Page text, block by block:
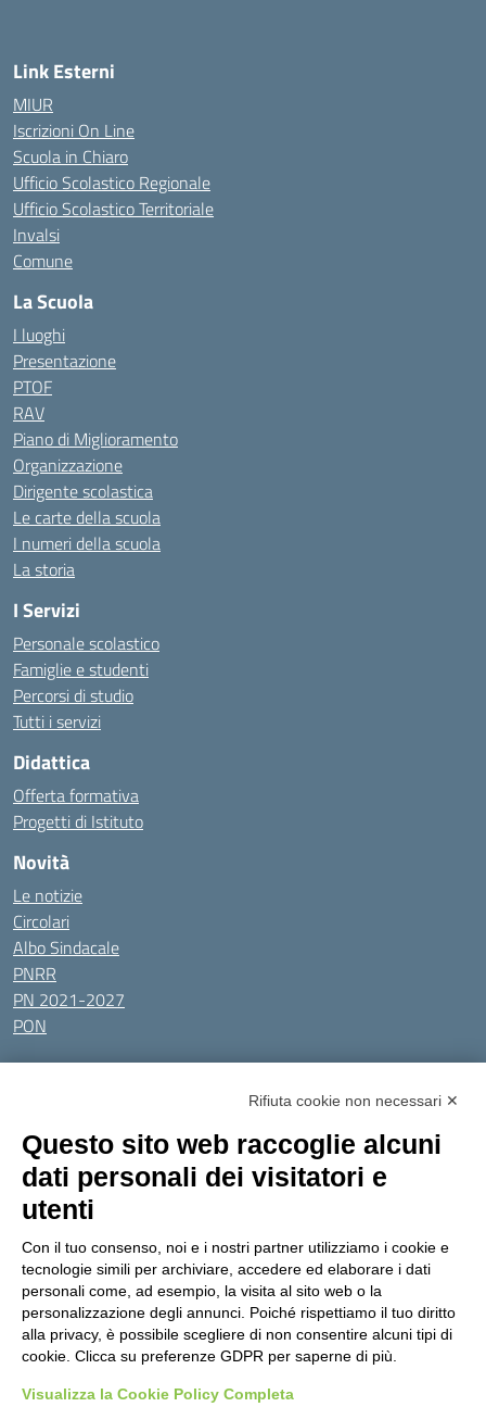
Link Esterni
MIUR
Iscrizioni On Line
Scuola in Chiaro
Ufficio Scolastico Regionale
Ufficio Scolastico Territoriale
Invalsi
Comune
La Scuola
I luoghi
Presentazione
PTOF
RAV
Piano di Miglioramento
Organizzazione
Dirigente scolastica
Le carte della scuola
I numeri della scuola
La storia
I Servizi
Personale scolastico
Famiglie e studenti
Percorsi di studio
Tutti i servizi
Didattica
Offerta formativa
Progetti di Istituto
Novità
Le notizie
Circolari
Albo Sindacale
PNRR
PN 2021-2027
PON
Tutti gli argomenti
Amministrazione Trasparente
Privacy Policy
Dichiarazione di accessibilitàObiettivi di accessibilità
Seguici su:
Indirizzo:Via Gaetano Donizetti 30, Collegno
Centralino:0114053925 Email: toic8cg002@istruzione.it
Posta elettronica certificata (PEC):toic8cg002@pec.istruzione.it
Codice fiscale: 95641450010
Codice Indice delle Pubbliche Amministrazioni (IPA): D0ZZDV0V
Rifiuta cookie non necessari ✕
Questo sito web raccoglie alcuni
dati personali dei visitatori e
utenti
Con il tuo consenso, noi e i nostri partner utilizziamo i cookie e
tecnologie simili per archiviare, accedere ed elaborare i dati
personali come, ad esempio, la visita al sito web o la
personalizzazione degli annunci. Poiché rispettiamo il tuo diritto
alla privacy, è possibile scegliere di non consentire alcuni tipi di
cookie. Clicca su preferenze GDPR per saperne di più.
Visualizza la Cookie Policy Completa